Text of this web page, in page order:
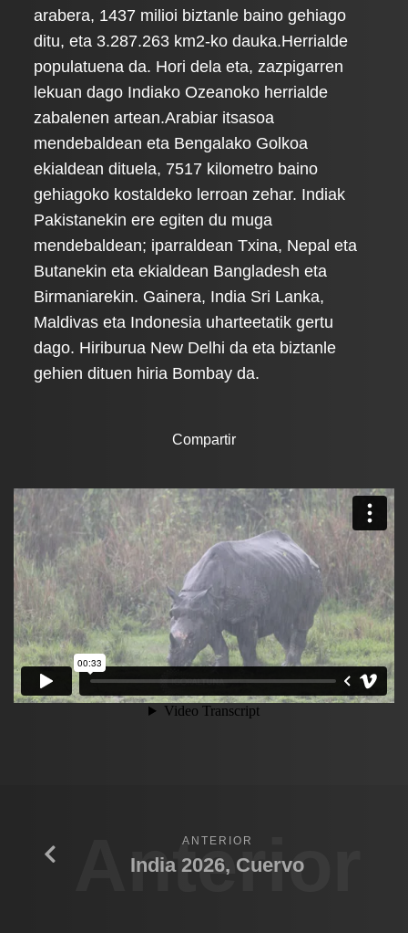
arabera, 1437 milioi biztanle baino gehiago
ditu, eta 3.287.263 km2-ko dauka.Herrialde
populatuena da. Hori dela eta, zazpigarren
lekuan dago Indiako Ozeanoko herrialde
zabalenen artean.Arabiar itsasoa
mendebaldean eta Bengalako Golkoa
ekialdean dituela, 7517 kilometro baino
gehiagoko kostaldeko lerroan zehar. Indiak
Pakistanekin ere egiten du muga
mendebaldean; iparraldean Txina, Nepal eta
Butanekin eta ekialdean Bangladesh eta
Birmaniarekin. Gainera, India Sri Lanka,
Maldivas eta Indonesia uharteetatik gertu
dago. Hiriburua New Delhi da eta biztanle
gehien dituen hiria Bombay da.
Compartir
Anterior
ANTERIOR
India 2026, Cuervo